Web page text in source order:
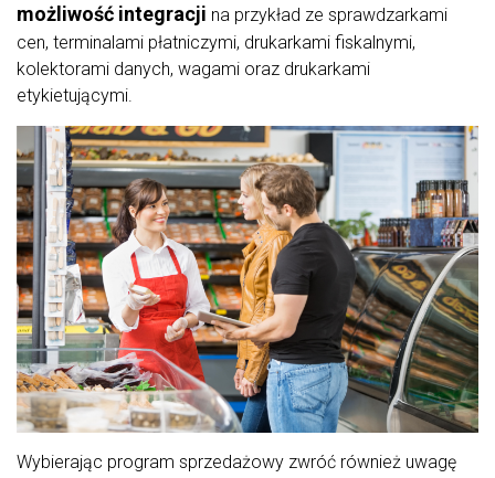
możliwość integracji na przykład ze sprawdzarkami
cen, terminalami płatniczymi, drukarkami fiskalnymi,
kolektorami danych, wagami oraz drukarkami
etykietującymi.
Wybierając program sprzedażowy zwróć również uwagę